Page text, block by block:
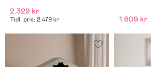
2.329 kr
Tidl. pris: 2.479 kr 1.609 kr